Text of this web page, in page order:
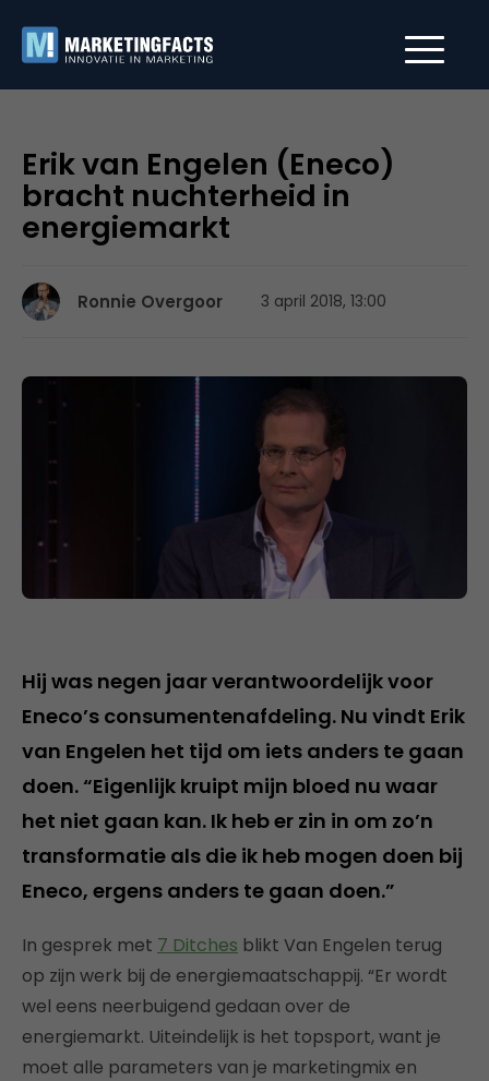
Erik van Engelen (Eneco)
bracht nuchterheid in
energiemarkt
Ronnie Overgoor 3 april 2018, 13:00
Hij was negen jaar verantwoordelijk voor
Eneco’s consumentenafdeling. Nu vindt Erik
van Engelen het tijd om iets anders te gaan
doen. “Eigenlijk kruipt mijn bloed nu waar
het niet gaan kan. Ik heb er zin in om zo’n
transformatie als die ik heb mogen doen bij
Eneco, ergens anders te gaan doen.”
In gesprek met 7 Ditches blikt Van Engelen terug
op zijn werk bij de energiemaatschappij. “Er wordt
wel eens neerbuigend gedaan over de
energiemarkt. Uiteindelijk is het topsport, want je
moet alle parameters van je marketingmix en